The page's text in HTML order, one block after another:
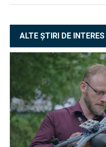
ALTE ȘTIRI DE INTERES